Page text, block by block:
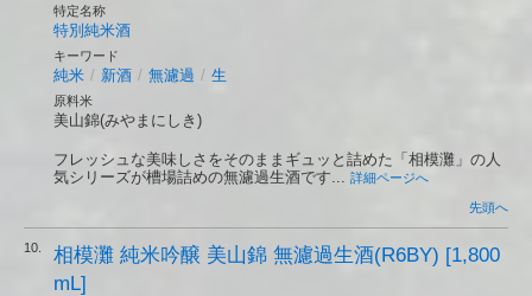
特定名称
特別純米酒
キーワード
純米 / 新酒 / 無濾過 / 生
原料米
美山錦(みやまにしき)
フレッシュな美味しさをそのままギュッと詰めた「相模灘」の人
気シリーズが槽場詰めの無濾過生酒です... 詳細ページへ
先頭へ
10.
相模灘 純米吟醸 美山錦 無濾過生酒(R6BY) [1,800
mL]